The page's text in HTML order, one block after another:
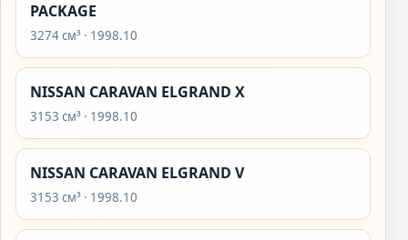
PACKAGE
3274 см³ · 1998.10
NISSAN CARAVAN ELGRAND X
3153 см³ · 1998.10
NISSAN CARAVAN ELGRAND V
3153 см³ · 1998.10